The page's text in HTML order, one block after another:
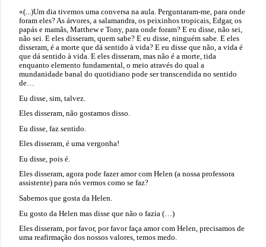
«(...)Um dia tivemos uma conversa na aula. Perguntaram-me, para onde
foram eles? As árvores, a salamandra, os peixinhos tropicais, Edgar, os
papás e mamãs, Matthew e Tony, para onde foram? E eu disse, não sei,
não sei. E eles disseram, quem sabe? E eu disse, ninguém sabe. E eles
disseram, é a morte que dá sentido à vida? E eu disse que não, a vida é
que dá sentido à vida. E eles disseram, mas não é a morte, tida
enquanto elemento fundamental, o meio através do qual a
mundanidade banal do quotidiano pode ser transcendida no sentido
de…
Eu disse, sim, talvez.
Eles disseram, não gostamos disso.
Eu disse, faz sentido.
Eles disseram, é uma vergonha!
Eu disse, pois é.
Eles disseram, agora pode fazer amor com Helen (a nossa professora
assistente) para nós vermos como se faz?
Sabemos que gosta da Helen.
Eu gosto da Helen mas disse que não o fazia (…)
Eles disseram, por favor, por favor faça amor com Helen, precisamos de
uma reafirmação dos nossos valores, temos medo.